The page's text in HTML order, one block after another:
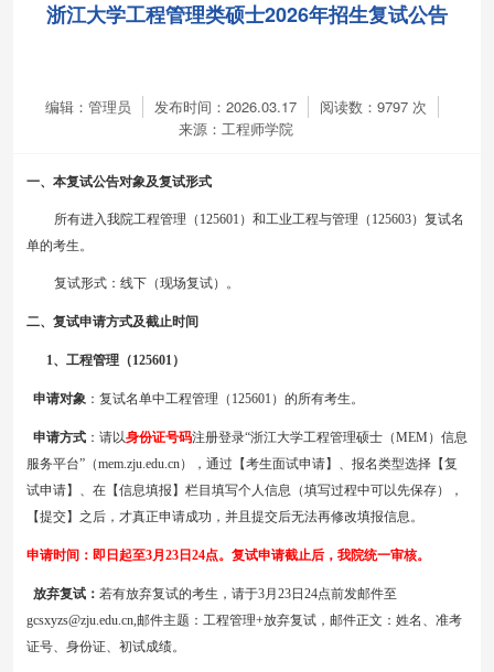
浙江大学工程管理类硕士2026年招生复试公告
编辑：管理员 发布时间：2026.03.17 阅读数： 9797 次
来源：工程师学院
一、本复试公告对象及复试形式
所有进入我院工程管理（ 125601）和工业工程与管理（125603）复试名
单的考生。
复试形式：线下（现场复试）。
二、复试申请方式及截止时间
1、工程管理（125601）
申请对象 ：复试名单中工程管理（ 125601）的所有考生。
申请方式 ：请以身份证号码注册登录“浙江大学工程管理硕士（MEM）信息
服务平台”（mem.zju.edu.cn），通过【考生面试申请】、报名类型选择【复
试申请】、在【信息填报】栏目填写个人信息（填写过程中可以先保存），
【提交】之后，才真正申请成功，并且提交后无法再修改填报信息。
申请时间：即日起至3月23 日 24点。复试申请截止后，我院统一审核。
放弃复试： 若有放弃复试的考生，请于3月23日24点前发邮件至
gcsxyzs@zju.edu.cn,邮件主题：工程管理+放弃复试，邮件正文：姓名、准考
证号、身份证、初试成绩。